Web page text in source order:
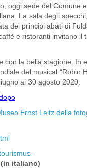
oggi sede del Comune
La sala degli
dei principi abati di
e ristoranti invitano il
con la bella stagione. In
del musical “Robin
al 30 agosto 2020.
Ernst Leitz della
(in italiano)